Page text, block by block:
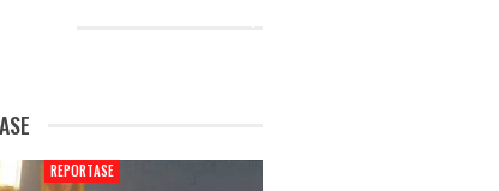
REPORTASE